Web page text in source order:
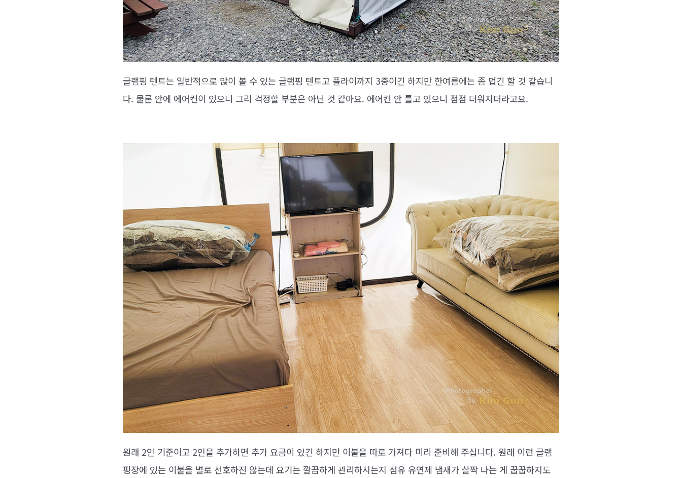
글램핑 텐트는 일반적으로 많이 볼 수 있는 글램핑 텐트고 플라이까지 3중이긴 하지만 한여름에는 좀 덥긴 할 것 같습니
다. 물론 안에 에어컨이 있으니 그리 걱정할 부분은 아닌 것 같아요. 에어컨 안 틀고 있으니 점점 더워지더라고요.
원래 2인 기준이고 2인을 추가하면 추가 요금이 있긴 하지만 이불을 따로 가져다 미리 준비해 주십니다. 원래 이런 글램
핑장에 있는 이불을 별로 선호하진 않는데 요기는 깔끔하게 관리하시는지 섬유 유연제 냄새가 살짝 나는 게 꿉꿉하지도